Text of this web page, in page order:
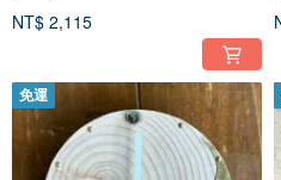
NT$ 2,115
免運